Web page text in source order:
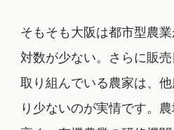
そもそも大阪は都市型農
対数が少ない。さらに販
取り組んでいる農家は、
り少ないのが実情です。